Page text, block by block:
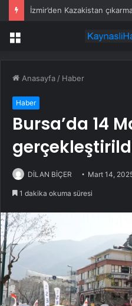
Menü
Anasayfa / Haber
Haber
Bursa’da 14
DİLAN BİÇER Mart 14,
1 dakika okuma süresi